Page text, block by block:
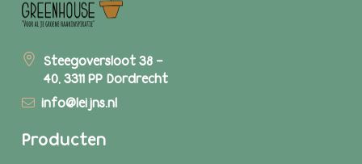
Steegoversloot 38 -
40, 3311 PP Dordrecht
info@leijns.nl
Producten